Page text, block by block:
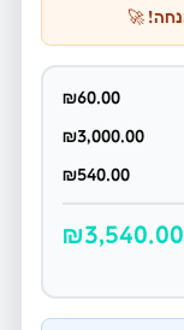
₪60.00
₪3,000.00
₪540.00
₪3,540.00